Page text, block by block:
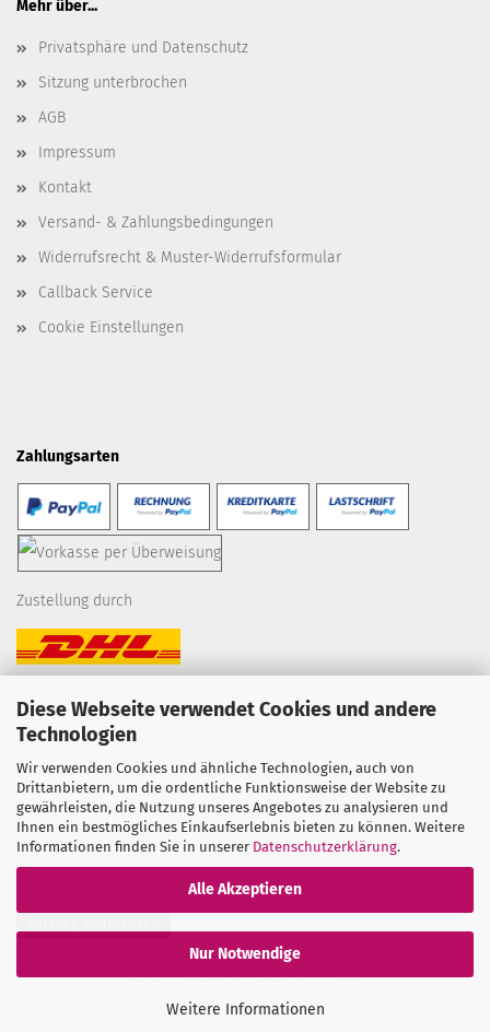
Diese Webseite verwendet Cookies und andere
Technologien
Wir verwenden Cookies und ähnliche Technologien, auch von
Drittanbietern, um die ordentliche Funktionsweise der Website zu
gewährleisten, die Nutzung unseres Angebotes zu analysieren und
Ihnen ein bestmögliches Einkaufserlebnis bieten zu können. Weitere
Informationen finden Sie in unserer Datenschutzerklärung.
Alle Akzeptieren
Nur Notwendige
Weitere Informationen
Mehr über...
Privatsphäre und Datenschutz
Sitzung unterbrochen
AGB
Impressum
Kontakt
Versand- & Zahlungsbedingungen
Widerrufsrecht & Muster-Widerrufsformular
Callback Service
Cookie Einstellungen
Zahlungsarten
Zustellung durch
✔ Lieferungen an Packstationen sind möglich
✔ Lieferungen an Post-Filialen sind möglich
Online-Shopby Gambio.de © 2026